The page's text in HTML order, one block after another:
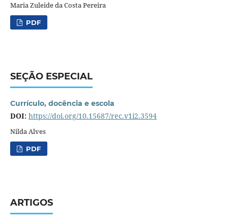
Maria Zuleide da Costa Pereira
PDF
SEÇÃO ESPECIAL
Currículo, docência e escola
DOI: https://doi.org/10.15687/rec.v1i2.3594
Nilda Alves
PDF
ARTIGOS